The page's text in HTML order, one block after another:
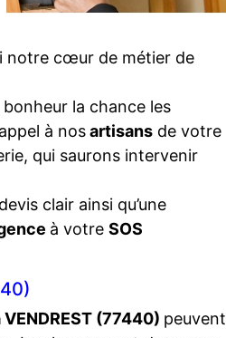
notre cœur de métier de
la chance les
à nosartisans de votre
qui saurons intervenir
clair ainsi qu’une
à votre SOS
(77440) peuvent